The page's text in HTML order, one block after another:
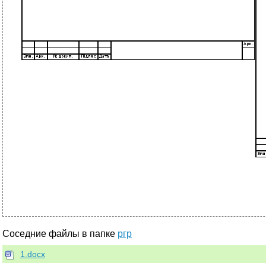
Соседние файлы в папке ргр
1.docx